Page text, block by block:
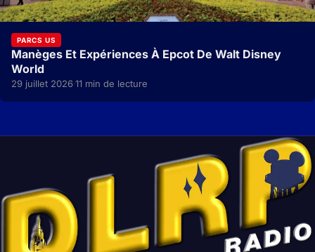
PARCS US
Manèges Et Expériences À Epcot De Walt Disney
World
29 juillet 2026·11 min de lecture